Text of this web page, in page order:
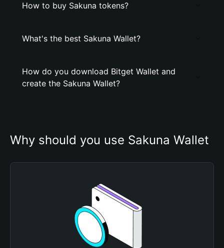
How to buy Sakuna tokens?
What's the best Sakuna Wallet?
How do you download Bitget Wallet and
create the Sakuna Wallet?
Why should you use Sakuna Wallet